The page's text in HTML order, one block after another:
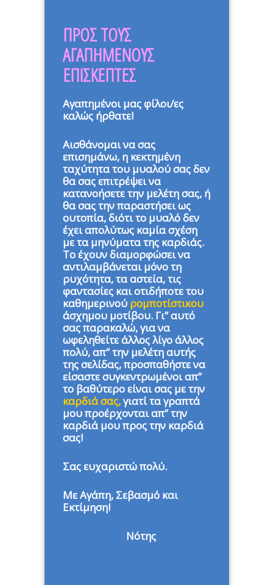
ΠΡΟΣ ΤΟΥΣ
ΑΓΑΠΗΜΕΝΟΥΣ
ΕΠΙΣΚΕΠΤΕΣ
Αγαπημένοι μας φίλοι/ες
καλώς ήρθατε!
Αισθάνομαι να σας
επισημάνω, η κεκτημένη
ταχύτητα του μυαλού σας δεν
θα σας επιτρέψει να
κατανοήσετε την μελέτη σας, ή
θα σας την παραστήσει ως
ουτοπία, διότι το μυαλό δεν
έχει απολύτως καμία σχέση
με τα μηνύματα της καρδιάς.
Το έχουν διαμορφώσει να
αντιλαμβάνεται μόνο τη
ρυχότητα, τα αστεία, τις
φαντασίες και οτιδήποτε του
καθημερινού ρομποτίστικου
άσχημου μοτίβου. Γι” αυτό
σας παρακαλώ, για να
ωφεληθείτε άλλος λίγο άλλος
πολύ, απ” την μελέτη αυτής
της σελίδας, προσπαθήστε να
είσαστε συγκεντρωμένοι απ”
το βαθύτερο είναι σας με την
καρδιά σας,γιατί τα γραπτά
μου προέρχονται απ” την
καρδιά μου προς την καρδιά
σας!
Σας ευχαριστώ πολύ.
Με Αγάπη, Σεβασμό και
Εκτίμηση!
Νότης